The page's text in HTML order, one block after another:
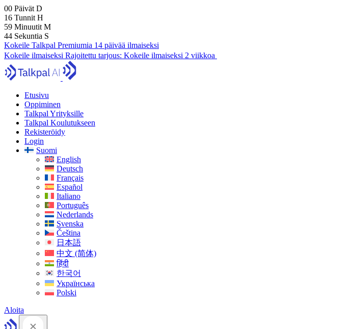
00 Päivät D
16 Tunnit H
59 Minuutit M
43 Sekuntia S
Kokeile Talkpal Premiumia 14 päivää ilmaiseksi
Kokeile ilmaiseksi Rajoitettu tarjous: Kokeile ilmaiseksi 2 viikkoa
Etusivu
Oppiminen
Talkpal Yrityksille
Talkpal Koulutukseen
Rekisteröidy
Login
Suomi
English
Deutsch
Français
Español
Italiano
Português
Nederlands
Svenska
Čeština
日本語
中文 (简体)
हिंदी
한국어
Українська
Polski
Aloita